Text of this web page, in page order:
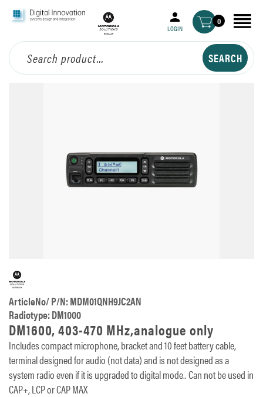
LOGIN
0
ArticleNo/ P/N: MDM01QNH9JC2AN
Radiotype: DM1000
DM1600, 403-470 MHz,analogue only
Includes compact microphone, bracket and 10 feet battery cable,
terminal designed for audio (not data) and is not designed as a
system radio even if it is upgraded to digital mode.. Can not be used in
CAP+, LCP or CAP MAX